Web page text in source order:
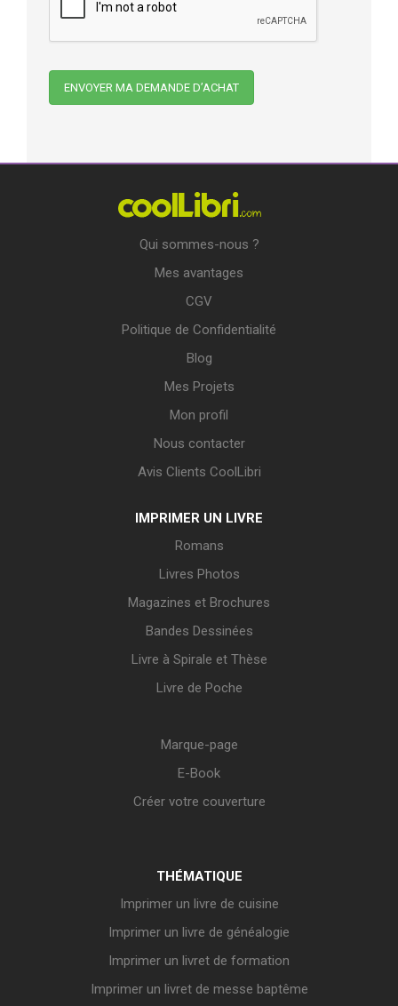
Qui sommes-nous ?
Mes avantages
CGV
Politique de Confidentialité
Blog
Mes Projets
Mon profil
Nous contacter
Avis Clients CoolLibri
IMPRIMER UN LIVRE
Romans
Livres Photos
Magazines et Brochures
Bandes Dessinées
Livre à Spirale et Thèse
Livre de Poche
Marque-page
E-Book
Créer votre couverture
THÉMATIQUE
Imprimer un livre de cuisine
Imprimer un livre de généalogie
Imprimer un livret de formation
Imprimer un livret de messe baptême